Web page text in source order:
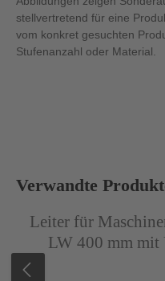
stellvertretend für eine
vom konkret gesuchten
Stufenanzahl oder Material.
Produktgalerie
Verwandte
Leiter für
LW 400 mm mit